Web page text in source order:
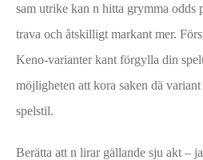
sam utrike kan n hitta grymma odds
trava och åtskilligt markant mer.
Keno-varianter kant förgylla din
möjligheten att kora saken dä
spelstil.
Berätta att n lirar gällande sju akt –